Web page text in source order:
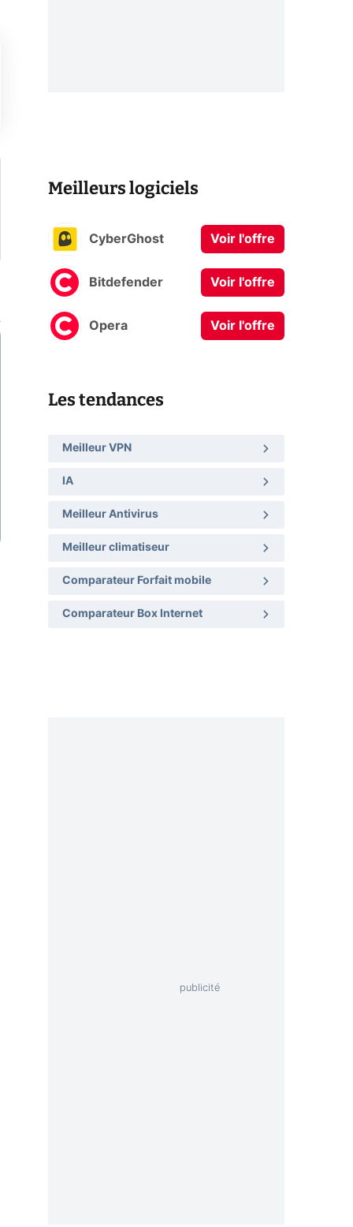
Meilleurs logiciels
CyberGhost Voir l'offre
Bitdefender Voir l'offre
Opera Voir l'offre
Les tendances
Meilleur VPN
IA
Meilleur Antivirus
Meilleur climatiseur
Comparateur Forfait mobile
Comparateur Box Internet